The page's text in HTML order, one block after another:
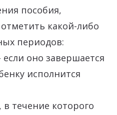
пособия,
какой-либо
периодов:
оно завершается
исполнится
течение которого